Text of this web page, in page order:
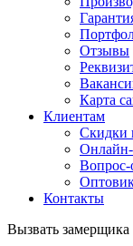
Отзывы
Карта
Клиентам
Скидки
Онлайн-
Вопрос-
Контакты
Вызвать замерщика